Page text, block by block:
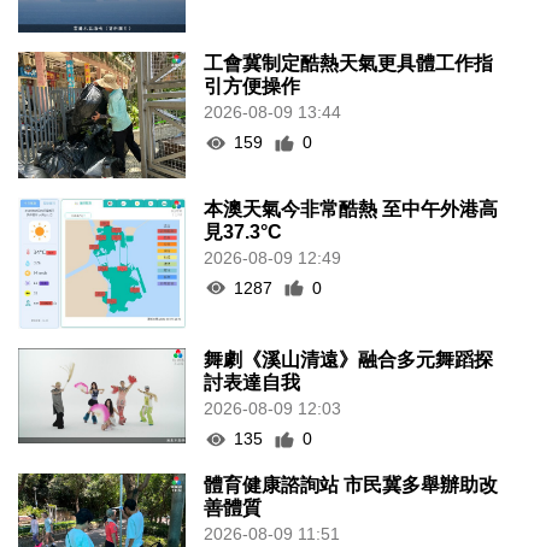
工會冀制定酷熱天氣更具體工作指
引方便操作
2026-08-09 13:44
159
0
本澳天氣今非常酷熱 至中午外港高
見37.3°C
2026-08-09 12:49
1287
0
舞劇《溪山清遠》融合多元舞蹈探
討表達自我
2026-08-09 12:03
135
0
體育健康諮詢站 市民冀多舉辦助改
善體質
2026-08-09 11:51